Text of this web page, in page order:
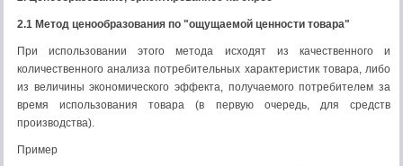
2.1 Метод ценообразования по "ощущаемой ценности товара"
При использовании этого метода исходят из качественного и
количественного анализа потребительных характеристик товара, либо
из величины экономического эффекта, получаемого потребителем за
время использования товара (в первую очередь, для средств
производства).
Пример